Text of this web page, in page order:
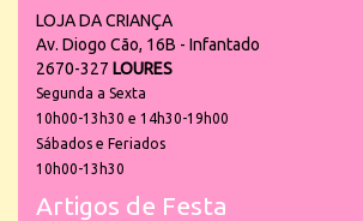
LOJA DA CRIANÇA
Av. Diogo Cão, 16B - Infantado
2670-327 LOURES
Segunda a Sexta
10h00-13h30 e 14h30-19h00
Sábados e Feriados
10h00-13h30
Artigos de Festa